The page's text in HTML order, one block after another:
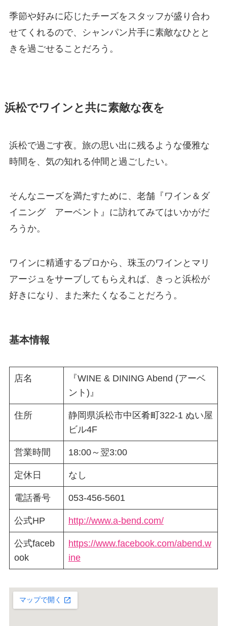
季節や好みに応じたチーズをスタッフが盛り合わ
せてくれるので、シャンパン片手に素敵なひとと
きを過ごせることだろう。
浜松でワインと共に素敵な夜を
浜松で過ごす夜。旅の思い出に残るような優雅な
時間を、気の知れる仲間と過ごしたい。
そんなニーズを満たすために、老舗『ワイン＆ダ
イニング アーベント』に訪れてみてはいかがだ
ろうか。
ワインに精通するプロから、珠玉のワインとマリ
アージュをサーブしてもらえれば、きっと浜松が
好きになり、また来たくなることだろう。
基本情報
店名
『WINE & DINING Abend (アーベ
ント)』
住所
静岡県浜松市中区肴町322-1 ぬい屋
ビル4F
営業時間 18:00～翌3:00
定休日 なし
電話番号 053-456-5601
公式HP http://www.a-bend.com/
公式faceb
ook
https://www.facebook.com/abend.w
ine